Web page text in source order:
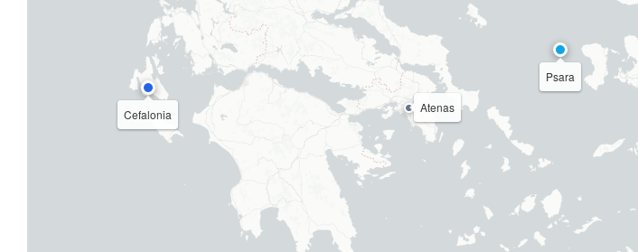
Cefalonia
Psara
Atenas